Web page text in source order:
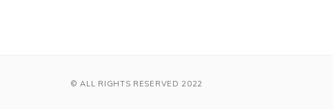
© ALL RIGHTS RESERVED 2022